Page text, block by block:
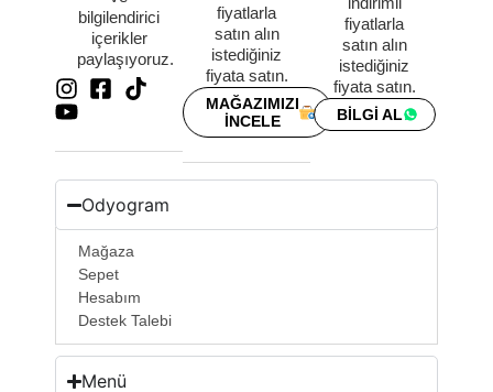
bilgilendirici
içerikler
paylaşıyoruz.
fiyatlarla
satın alın
istediğiniz
fiyata satın.
MAĞAZIMIZI
İNCELE
fiyatlarla
satın alın
istediğiniz
fiyata satın.
BİLGİ AL
Odyogram
Mağaza
Sepet
Hesabım
Destek Talebi
Menü